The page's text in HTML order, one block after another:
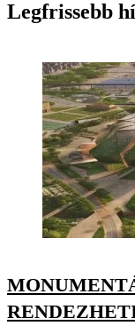
Legfrissebb